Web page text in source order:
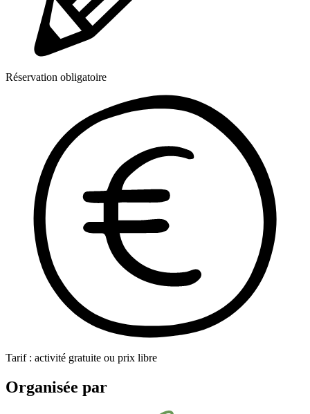
Réservation obligatoire
Tarif : activité gratuite ou prix libre
Organisée par